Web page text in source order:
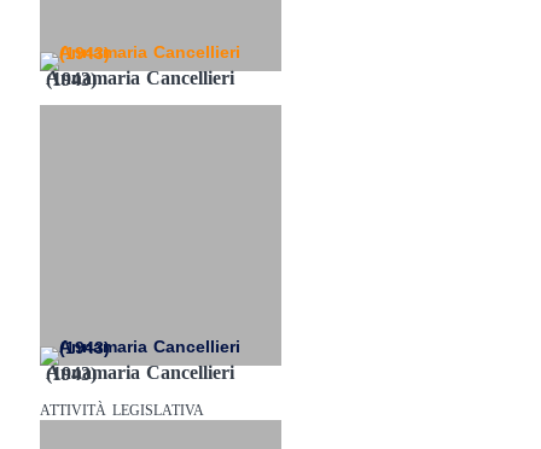
Annamaria Cancellieri (1943)
Annamaria Cancellieri (1943)
ATTIVITÀ LEGISLATIVA